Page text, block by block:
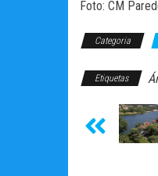
Foto: CM
Categoria
Etiquetas